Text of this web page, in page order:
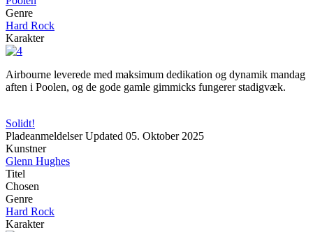
Genre
Hard Rock
Karakter
Airbourne leverede med maksimum dedikation og dynamik mandag
aften i Poolen, og de gode gamle gimmicks fungerer stadigvæk.
Solidt!
Pladeanmeldelser Updated 05. Oktober 2025
Kunstner
Glenn Hughes
Titel
Chosen
Genre
Hard Rock
Karakter